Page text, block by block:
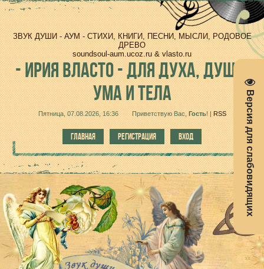
Версия для слабовидящих
ЗВУК ДУШИ - АУМ - СТИХИ, КНИГИ, ПЕСНИ, МЫСЛИ, РОДОВОЕ
ДРЕВО
soundsoul-aum.ucoz.ru & vlasto.ru
-ИРИЯ ВЛАСТО - ДЛЯ ДУХА, ДУШИ,
УМА И ТЕЛА
Пятница, 07.08.2026, 16:36 Приветствую Вас Гость!| RSS
ГЛАВНАЯ РЕГИСТРАЦИЯ ВХОД